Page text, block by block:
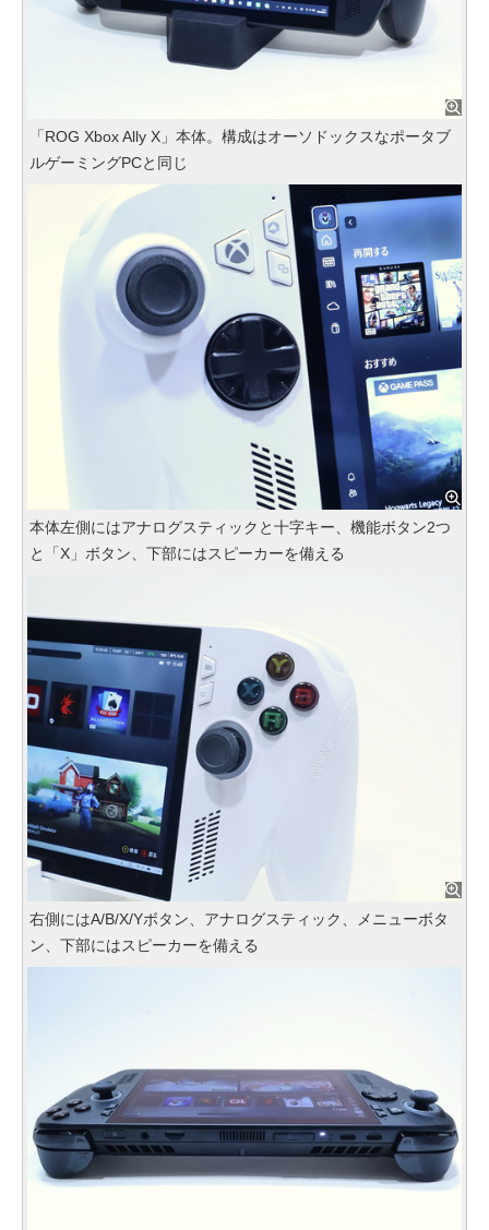
「ROG Xbox Ally X」本体。構成はオーソドックスなポータブ
ルゲーミングPCと同じ
本体左側にはアナログスティックと十字キー、機能ボタン2つ
と「X」ボタン、下部にはスピーカーを備える
右側にはA/B/X/Yボタン、アナログスティック、メニューボタ
ン、下部にはスピーカーを備える